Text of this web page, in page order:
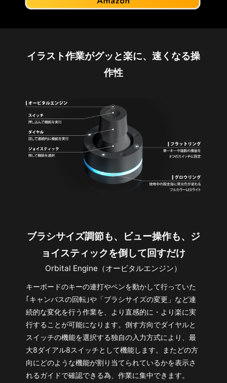
イラスト作業がグッと楽に、速くなる操
作性
ブラシサイズ調節も、ビュー操作も、ジ
ョイスティックを倒して回すだけ
Orbital Engine（オービタルエンジン）
キーボードのキーの連打やペンを動かして行っていた
｢キャンバスの回転｣や「ブラシサイズの変更」など連
続的な変化を行う作業を、より直感的に・より楽に実
行することが可能になります。倒す方向でダイヤルと
スイッチの機能を選択する独自の入力方式により、最
大8ダイアル8スイッチとして機能します。またどの方
向にどのような機能が割り当てられているかを表示さ
れるガイドで確認できる為、作業に集中できます。